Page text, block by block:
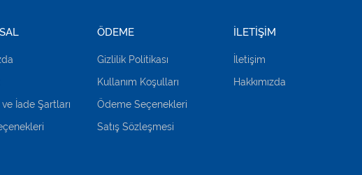
İade Şartları
ÖDEME
Gizlilik Politikası
Kullanım Koşulları
Ödeme Seçenekleri
Satış Sözleşmesi
İLETİŞİM
İletişim
Hakkımızda